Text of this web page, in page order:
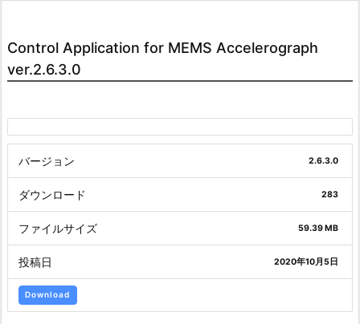
Control Application for MEMS Accelerograph
ver.2.6.3.0
バージョン 2.6.3.0
ダウンロード 283
ファイルサイズ 59.39 MB
投稿日 2020年10月5日
Download